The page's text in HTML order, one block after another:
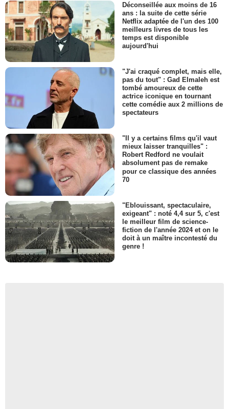
Déconseillée aux moins de 16
ans : la suite de cette série
Netflix adaptée de l'un des 100
meilleurs livres de tous les
temps est disponible
aujourd'hui
"J'ai craqué complet, mais elle,
pas du tout" : Gad Elmaleh est
tombé amoureux de cette
actrice iconique en tournant
cette comédie aux 2 millions de
spectateurs
"Il y a certains films qu'il vaut
mieux laisser tranquilles" :
Robert Redford ne voulait
absolument pas de remake
pour ce classique des années
70
"Eblouissant, spectaculaire,
exigeant" : noté 4,4 sur 5, c'est
le meilleur film de science-
fiction de l'année 2024 et on le
doit à un maître incontesté du
genre !